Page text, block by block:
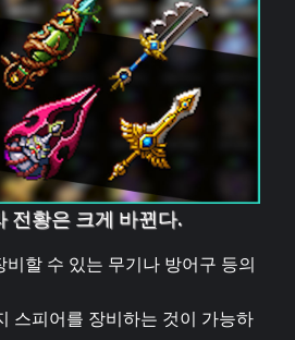
전황은 크게 바뀐다.
비할 수 있는 무기나 방어구 등의
스피어를 장비하는 것이 가능하